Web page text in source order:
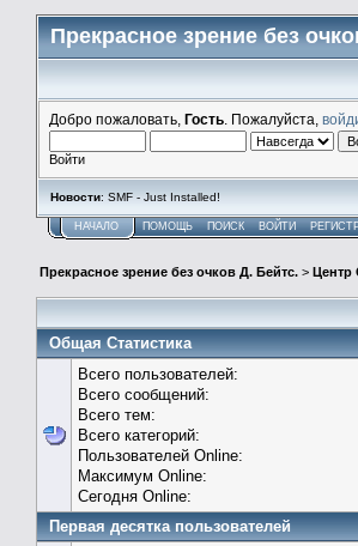
Прекрасное зрение без
Добро пожаловать, Гость . Пожалуйста,
Войти
Новости: SMF - Just Installed!
НАЧАЛО ПОМОЩЬ ПОИСК ВОЙТИ
Прекрасное зрение без очков Д. Бейтс. > Центр
Общая Статистика
Всего пользователей:
Всего сообщений:
Всего тем:
Всего категорий:
Пользователей Online:
Максимум Online:
Сегодня Online:
Первая десятка пользователей